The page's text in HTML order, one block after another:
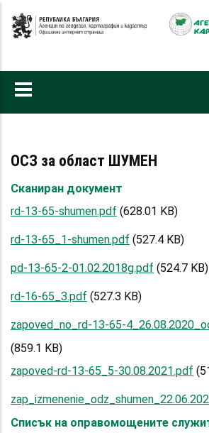
към
ОСЗ за област ШУМЕН
Сканиран документ
rd-13-65-shumen.pdf (628.01 KB)
rd-13-65_1-shumen.pdf (527.4 KB)
pd-13-65-2-01.02.2018g.pdf (524.7 KB)
rd-16-65_3.pdf (527.3 KB)
zapoved_no_rd-13-65-
(859.1 KB)
zapoved-rd-13-65_5-30.08.2021.pdf
Списък на оправомощените